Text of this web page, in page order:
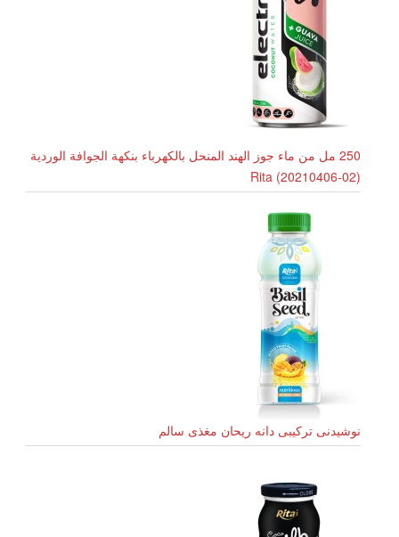
250 مل من ماء جوز الهند المنحل بالكهرباء بنكهة الجوافة الوردية
Rita (20210406-02)
نوشیدنی ترکیبی دانه ریحان مغذی سالم